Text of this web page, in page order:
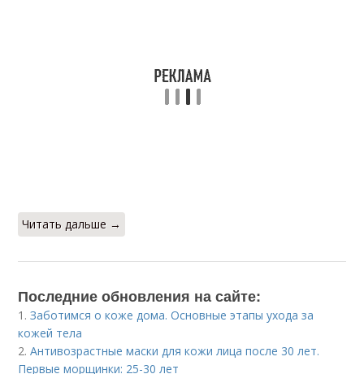
Читать дальше →
Последние обновления на сайте:
1.Заботимся о коже дома. Основные этапы ухода за
кожей тела
2.Антивозрастные маски для кожи лица после 30 лет.
Первые морщинки: 25-30 лет